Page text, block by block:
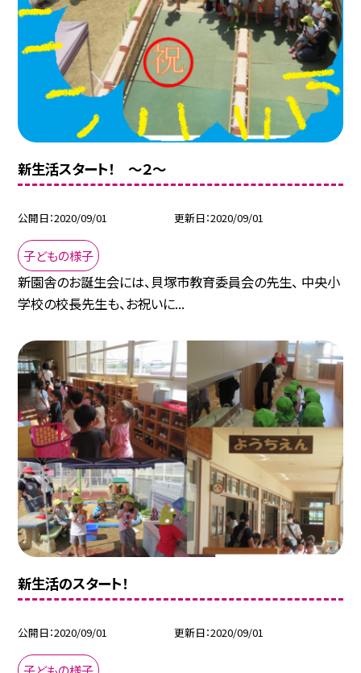
新生活スタート！ 〜２〜
公開日 2020/09/01 更新日 2020/09/01
子どもの様子
新園舎のお誕生会には、貝塚市教育委員会の先生、 中央小
学校の校長先生も、お祝いに...
新生活のスタート！
公開日 2020/09/01 更新日 2020/09/01